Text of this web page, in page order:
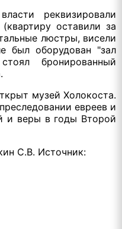
реквизировали
оставили за
люстры, висели
был оборудован "зал
бронированный
музей Холокоста.
евреев и
и веры в годы Второй
С.В. Источник: